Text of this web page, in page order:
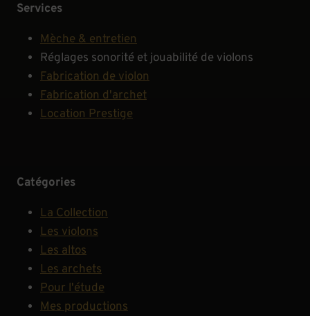
Services
Mèche & entretien
Réglages sonorité et jouabilité de violons
Fabrication de violon
Fabrication d'archet
Location Prestige
Catégories
La Collection
Les violons
Les altos
Les archets
Pour l'étude
Mes productions